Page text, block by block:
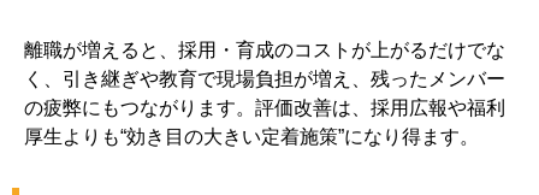
たか／課題は何か）
6-4. 面談の“目的”を外さない：能力開発とパフォーマン
ス向上につなげる
離職が増えると、採用・育成のコストが上がるだけでな
く、引き継ぎや教育で現場負担が増え、残ったメンバー
の疲弊にもつながります。評価改善は、採用広報や福利
厚生よりも“効き目の大きい定着施策”になり得ます。